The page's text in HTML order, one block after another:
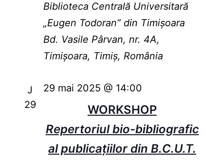
Biblioteca Centrală Universitară
„Eugen Todoran” din Timişoara
Bd. Vasile Pârvan, nr. 4A,
Timișoara, Timiș, România
J
29
WORKSHOP
Repertoriul bio-bibliografic
al publicațiilor din B.C.U.T.
29 mai 2025 @ 14:00